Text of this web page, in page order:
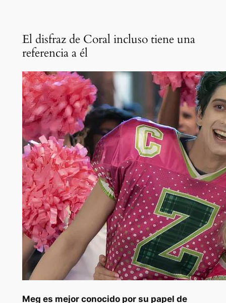
El disfraz de Coral incluso tiene una
referencia a él
Meg es mejor conocido por su papel de